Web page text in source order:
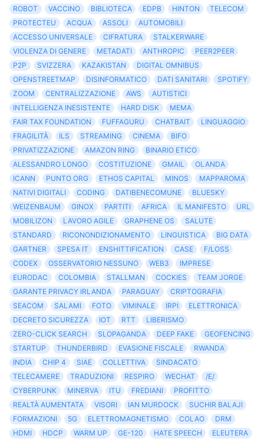
ROBOT
VACCINO BIBLIOTECA EDPB HINTON
TELECOM
PROTECTEU
ACQUA ASSOLI
AUTOMOBILI
ACCESSO UNIVERSALE
CIFRATURA
STALKERWARE
VIOLENZA DI GENERE
METADATI ANTHROPIC
PEER2PEER
P2P
SVIZZERA KAZAKISTAN
DIGITAL OMNIBUS
OPENSTREETMAP
DISINFORMATICO DATI SANITARI
SPOTIFY
ZOOM
CENTRALIZZAZIONE AWS
AUTISTICI
INTELLIGENZA INESISTENTE
HARD DISK
MEMA
FAIR TAX FOUNDATION
FUFFAGURU CHATBAIT
LINGUAGGIO
FRAGILITÀ
ILS STREAMING CINEMA
BIFO
PRIVATIZZAZIONE
AMAZON RING
BINARIO ETICO
ALESSANDRO LONGO
COSTITUZIONE GMAIL
OLANDA
ICANN
PUNTO ORG ETHOS CAPITAL MINOS
MAPPAROMA
NATIVI DIGITALI
CODING DATIBENECOMUNE
BLUESKY
WEIZENBAUM
GINOX PARTITI AFRICA IL MANIFESTO
URL
MOBILIZON
LAVORO AGILE GRAPHENE OS
SALUTE
STANDARD
RICONONDIZIONAMENTO LINGUISTICA
BIG DATA
GARTNER
SPESA IT ENSHITTIFICATION CASE
F/LOSS
CODEX
OSSERVATORIO NESSUNO WEB3
IMPRESE
EURODAC
COLOMBIA STALLMAN COCKIES
TEAM JORGE
GARANTE PRIVACY IRLANDA
PARAGUAY
CRIPTOGRAFIA
SEACOM
SALAMI FOTO VIMINALE IRPI
ELETTRONICA
DECRETO SICUREZZA
IOT RTT
LIBERISMO
ZERO-CLICK SEARCH
SLOPAGANDA DEEP FAKE
GEOFENCING
STARTUP
THUNDERBIRD EVASIONE FISCALE
RWANDA
INDIA
CHIP 4 SIAE COLLETTIVA
SINDACATO
TELECAMERE
TRADUZIONI RESPIRO WECHAT
/E/
CYBERPUNK
MINERVA ITU FREDIANI
PROFITTO
REALTÀ AUMENTATA
VISORI IAN MURDOCK
SUCHIR BALAJI
FORMAZIONI
5G ELETTROMAGNETISMO COLAO
DRM
HDMI
HDCP WARM UP GE-120 HATE SPEECH
ELEUTERA